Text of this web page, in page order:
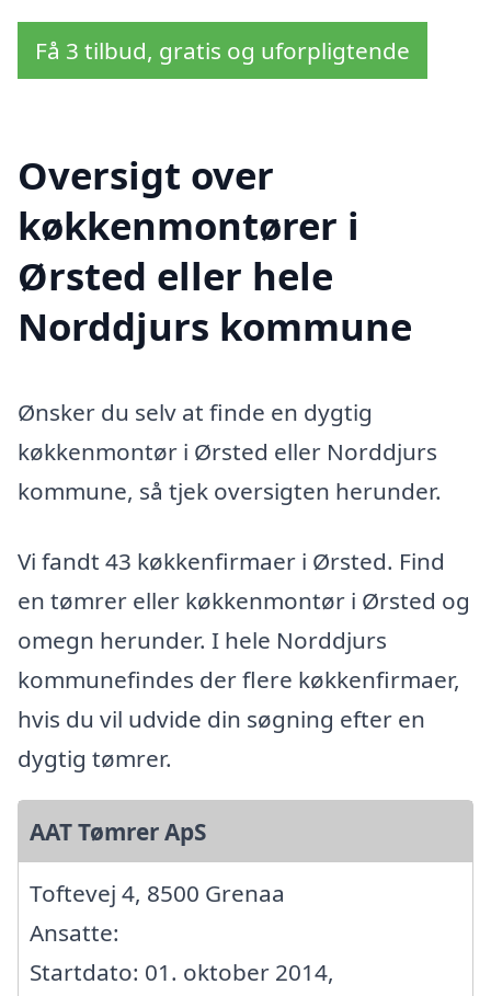
Få 3 tilbud, gratis og uforpligtende
Oversigt over
køkkenmontører i
Ørsted eller hele
Norddjurs kommune
Ønsker du selv at finde en dygtig
køkkenmontør i Ørsted eller Norddjurs
kommune, så tjek oversigten herunder.
Vi fandt 43 køkkenfirmaer i Ørsted. Find
en tømrer eller køkkenmontør i Ørsted og
omegn herunder. I hele Norddjurs
kommunefindes der flere køkkenfirmaer,
hvis du vil udvide din søgning efter en
dygtig tømrer.
AAT Tømrer ApS
Toftevej 4, 8500 Grenaa
Ansatte:
Startdato: 01. oktober 2014,